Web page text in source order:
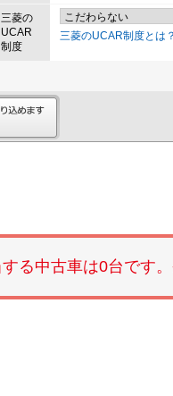
三菱の
UCAR
制度
三菱のUCAR制度とは？
る中古車は0台です